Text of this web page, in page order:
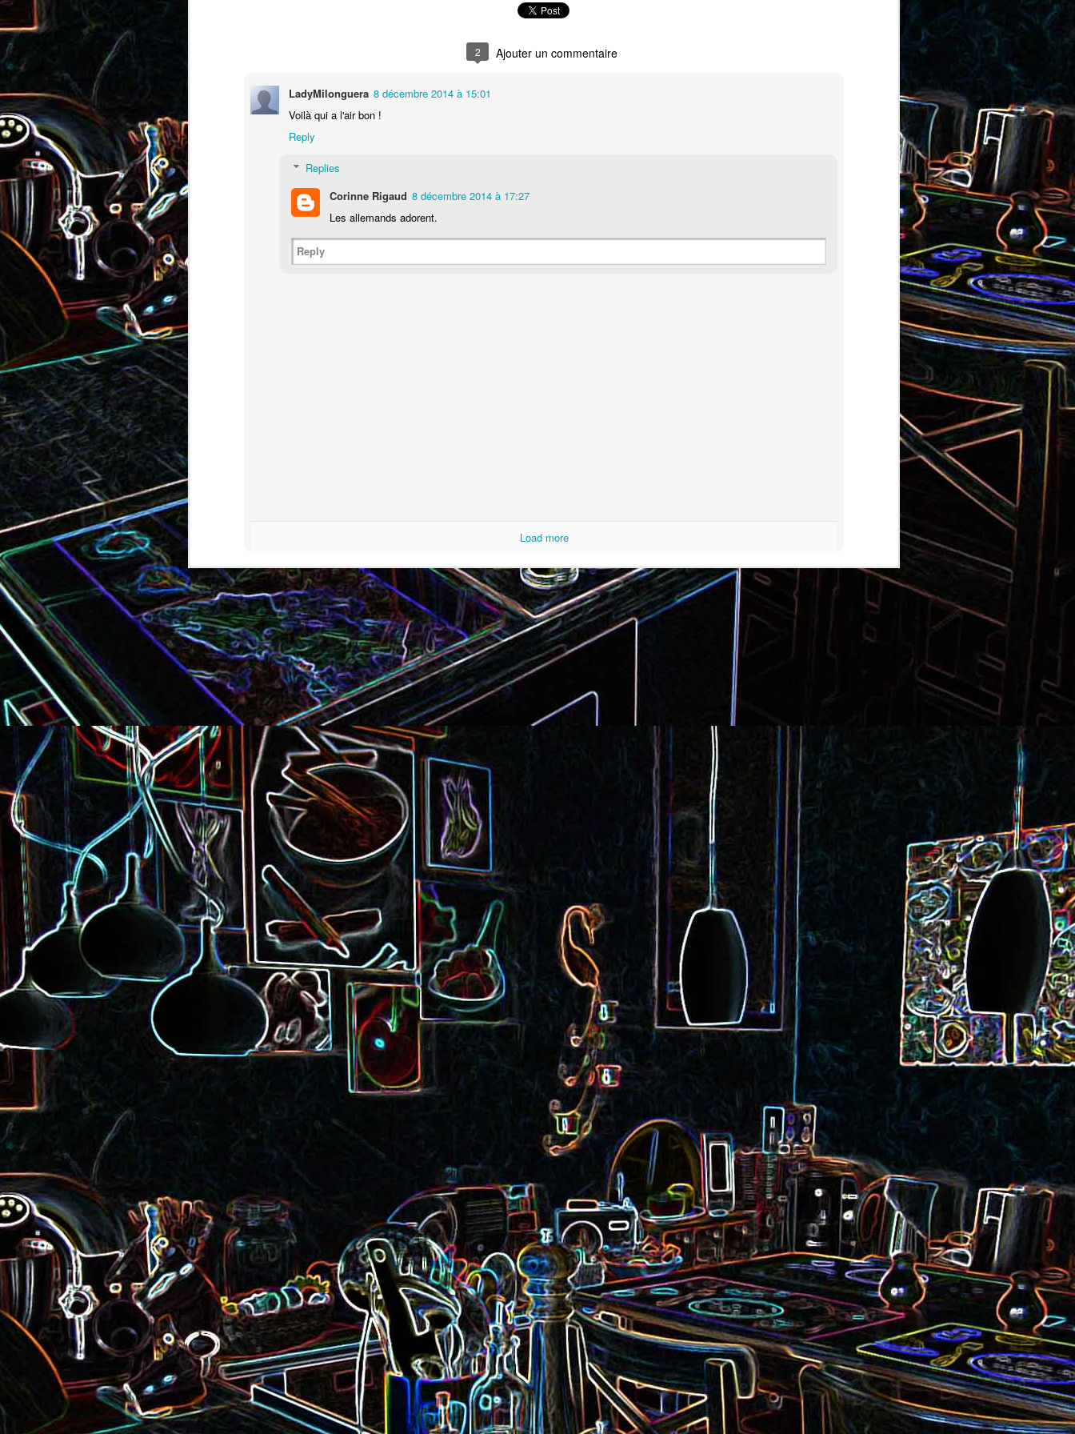
2
LadyMilonguera 8 décembre 2014 à 15:01
Voilà qui a l'air bon !
Reply
Replies
Corinne Rigaud 8 décembre 2014 à 17:27
Les allemands adorent.
Reply
Load more
Pizza au camembert, au sirop
d'érable et aux noix Moelleux au chocolat au lait
Salade de vermicelles de riz,
aux crevettes et au
pamplemousse Minis brownies aux Oreo®
Pizza au jambon Serrano et
aux câpres d'avoine
Quiche sans pâte au chorizo
et aux pommes de terre
Curry de brocoli et de carottes
Pizza aux pommes de terre et
aux tomates séchées
Croque-monsieur à la viande
des grisons, au Comté et aux
noix
Croque-madame aux
épinards et au gingembre Smoothie à l'orange et à la
mangue
Curry de pois chiches et de Salade de thon aux câpres et
aux deux olives
Tarte amandine
Pizza à la choucroute, aux
lardons et au cumin Crème de poivron aux noix Cake au saucisson sec et aux Cookie géant aux pépites de
chocolat et au miel
Baguette à la raclette, à la
roquette et aux graines de
courge Smoothie aux kiwis et à la
mangue
Gâteau au chocolat et au Pizza aux rillettes et aux Noix de cajou caramélisées
au sésame
Tarte à la pralinoise et aux
noisettes
Colombo de crevettes au lait
de coco Tarte aux pommes, au miel et
aux amandes
Choux de Bruxelles au
chorizo et à la coriandre Quesadillas à la mexicaine
2